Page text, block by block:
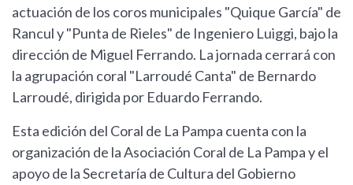
actuación de los coros municipales "Quique García" de
Rancul y "Punta de Rieles" de Ingeniero Luiggi, bajo la
dirección de Miguel Ferrando. La jornada cerrará con
la agrupación coral "Larroudé Canta" de Bernardo
Larroudé, dirigida por Eduardo Ferrando.
Esta edición del Coral de La Pampa cuenta con la
organización de la Asociación Coral de La Pampa y el
apoyo de la Secretaría de Cultura del Gobierno